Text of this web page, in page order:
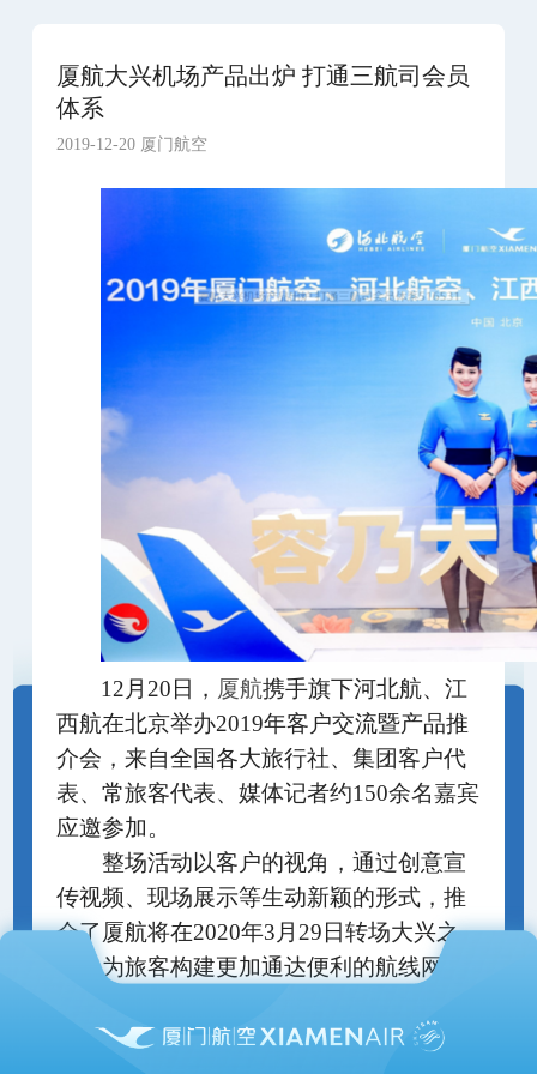
厦航大兴机场产品出炉 打通三航司会员
体系
2019-12-20 厦门航空
12月20日， 厦航携手旗下河北航、江
西航在北京举办2019年客户交流暨产品推
介会，来自全国各大旅行社、集团客户代
表、常旅客代表、媒体记者约150余名嘉宾
应邀参加。
整场活动以客户的视角，通过创意宣
传视频、现场展示等生动新颖的形式，推
介了厦航将在2020年3月29日转场大兴之
际，为旅客构建更加通达便利的航线网
会员体系和商旅客户计划，发布天际系列